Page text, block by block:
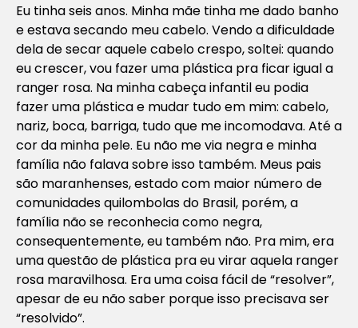
Eu tinha seis anos. Minha mãe tinha me dado banho
e estava secando meu cabelo. Vendo a dificuldade
dela de secar aquele cabelo crespo, soltei: quando
eu crescer, vou fazer uma plástica pra ficar igual a
ranger rosa. Na minha cabeça infantil eu podia
fazer uma plástica e mudar tudo em mim: cabelo,
nariz, boca, barriga, tudo que me incomodava. Até a
cor da minha pele. Eu não me via negra e minha
família não falava sobre isso também. Meus pais
são maranhenses, estado com maior número de
comunidades quilombolas do Brasil, porém, a
família não se reconhecia como negra,
consequentemente, eu também não. Pra mim, era
uma questão de plástica pra eu virar aquela ranger
rosa maravilhosa. Era uma coisa fácil de “resolver”,
apesar de eu não saber porque isso precisava ser
“resolvido”.